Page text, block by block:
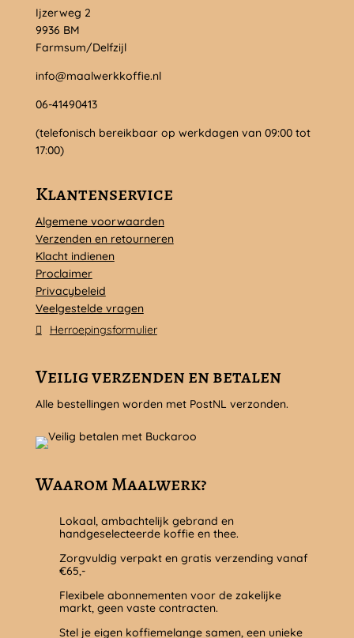
Ijzerweg 2
9936 BM
Farmsum/Delfzijl
info@maalwerkkoffie.nl
06-41490413
(telefonisch bereikbaar op werkdagen van 09:00 tot
17:00)
Klantenservice
Algemene voorwaarden
Verzenden en retourneren
Klacht indienen
Proclaimer
Privacybeleid
Veelgestelde vragen
Herroepingsformulier
Veilig verzenden en betalen
Alle bestellingen worden met PostNL verzonden.
Waarom Maalwerk?
Lokaal, ambachtelijk gebrand en
handgeselecteerde koffie en thee.
Zorgvuldig verpakt en gratis verzending vanaf
€65,-
Flexibele abonnementen voor de zakelijke
markt, geen vaste contracten.
Stel je eigen koffiemelange samen, een unieke